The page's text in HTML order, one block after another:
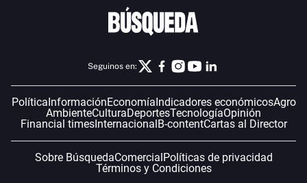
Seguinos en:
PolíticaInformaciónEconomíaIndicadores económicosAgro
AmbienteCulturaDeportesTecnologíaOpinión
Financial timesInternacionalB-contentCartas al Director
Sobre BúsquedaComercialPolíticas de privacidad
Términos y Condiciones